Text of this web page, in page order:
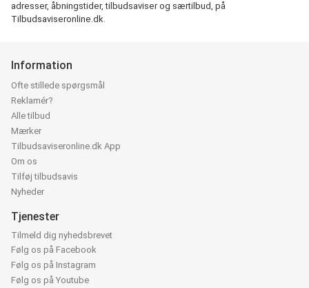
adresser, åbningstider, tilbudsaviser og særtilbud, på
Tilbudsaviseronline.dk.
Information
Ofte stillede spørgsmål
Reklamér?
Alle tilbud
Mærker
Tilbudsaviseronline.dk App
Om os
Tilføj tilbudsavis
Nyheder
Tjenester
Tilmeld dig nyhedsbrevet
Følg os på Facebook
Følg os på Instagram
Følg os på Youtube